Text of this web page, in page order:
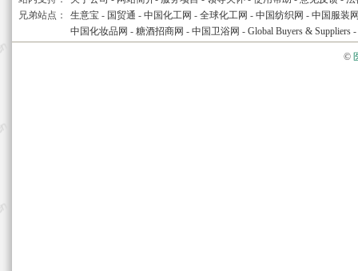
兄弟站点：
生意宝 - 国贸通 - 中国化工网 - 全球化工网 - 中国纺织网 - 中国服装
中国化妆品网 - 糖酒招商网 - 中国卫浴网 - Global Buyers & Suppliers -
©